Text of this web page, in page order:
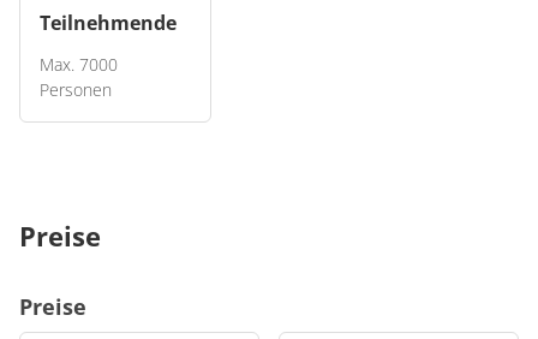
Teilnehmende
Max. 7000
Personen
geöffnet.
Hinweis an die Teilnehmenden
Preise
Preise